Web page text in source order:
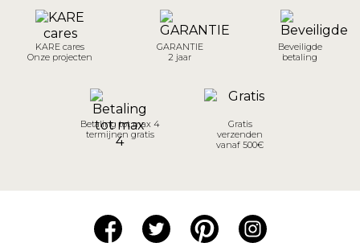
KARE cares
Onze projecten
GARANTIE
2 jaar
Beveiligde
betaling
Betaling tot max 4
termijnen gratis
Gratis
verzenden
vanaf 500€